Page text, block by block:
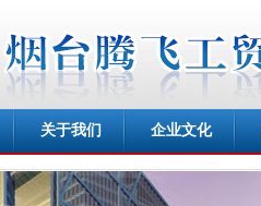
关于我们 企业文化